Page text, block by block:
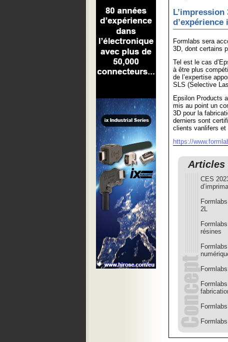
d’expérience
Formlabs sera
3D, dont certains
Tel est le cas
à être plus
de l’expertise
SLS (Selective
Epsilon Products
mis au point un
3D pour la
derniers sont
clients vanlifers et
https://
Articles
CES
2L
résines